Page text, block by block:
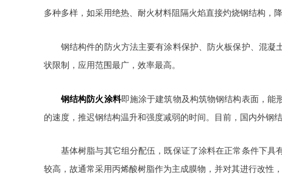
多种多样，如采用绝热、耐火材料阻隔火焰直接灼烧钢结构，
钢结构件的防火方法主要有涂料保护、防火板保护、混凝
状限制，应用范围最广，效率最高。
钢结构防火涂料即施涂于建筑物及构筑物钢结构表面，能
的速度，推迟钢结构温升和强度减弱的时间。目前，国内外钢
基体树脂与其它组分配伍，既保证了涂料在正常条件下
较高，故通常采用丙烯酸树脂作为主成膜物，并对其进行改性